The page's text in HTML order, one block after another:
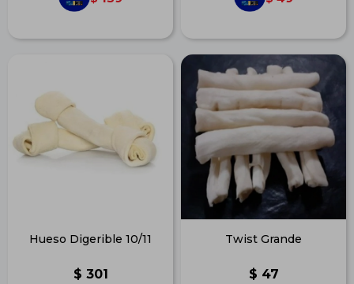
Hueso Digerible 10/11
$ 301
Twist Grande
$ 47